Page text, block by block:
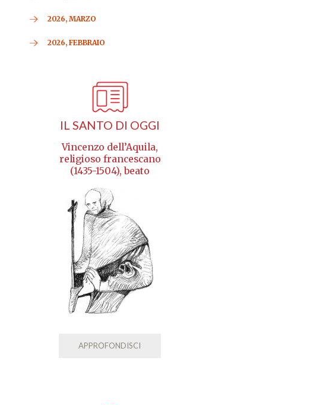
2026, MARZO
2026, FEBBRAIO
IL SANTO DI OGGI
Vincenzo dell’Aquila,
religioso francescano
(1435-1504), beato
APPROFONDISCI